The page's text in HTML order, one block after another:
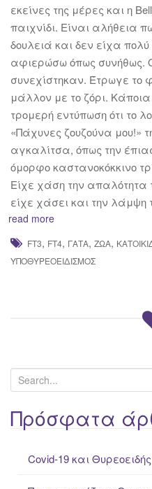
εκείνες της μέρες και η
παιχνίδι. Είναι αλήθεια
δουλειά και δεν είχα
αφιερώσω όπως συνήθως.
συνεχίστηκαν. Έτρωγε το
μάλλον με το ζόρι.
τρομερή εντύπωση ότι το
«Πάχυνες ζουζούνα μου!»
αγκαλίτσα, όπως την
όμορφο καστανοκόκκινο
Είχε χάση την απαλότητα
είχε χάσει και την λάμψη
read more
FT3, FT4, ΓΆΤΑ, ΖΏΑ,
ΥΠΟΘΥΡΕΟΕΙΔΙΣΜΌΣ
e
a
rΠρόσφατα
Covid-19 και